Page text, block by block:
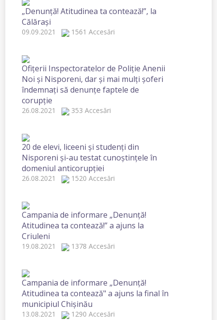
„Denunță! Atitudinea ta contează!”, la
Călărași
09.09.2021 1561 Accesări
Ofițerii Inspectoratelor de Poliție Anenii
Noi și Nisporeni, dar și mai mulți șoferi
îndemnați să denunțe faptele de
corupție
26.08.2021 353 Accesări
20 de elevi, liceeni și studenți din
Nisporeni și-au testat cunoștințele în
domeniul anticorupției
26.08.2021 1520 Accesări
Campania de informare „Denunță!
Atitudinea ta contează!” a ajuns la
Criuleni
19.08.2021 1378 Accesări
Campania de informare „Denunță!
Atitudinea ta contează" a ajuns la final în
municipiul Chișinău
13.08.2021 1290 Accesări